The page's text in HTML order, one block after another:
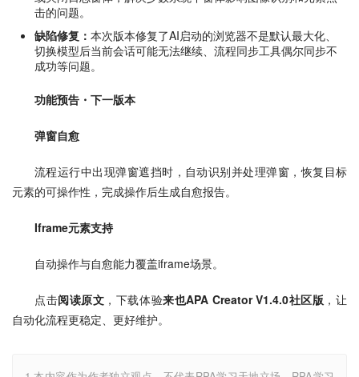
击的问题。
缺陷修复： 本次版本修复了AI启动的浏览器不是默认最大化、
切换模型后当前会话可能无法继续、流程同步工具偶尔同步不
成功等问题。
功能预告・下一版本
弹窗自愈
流程运行中出现弹窗遮挡时，自动识别并处理弹窗，恢复目标
元素的可操作性，完成操作后生成自愈报告。
Iframe元素支持
自动操作与自愈能力覆盖iframe场景。
点击阅读原文 ，下载体验来也APA Creator V1.4.0社区版 ，让
自动化流程更稳定、更好维护。